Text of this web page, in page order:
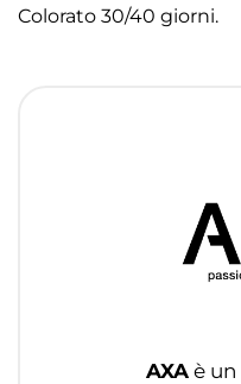
Colorato 30/40 giorni.
AXA è un